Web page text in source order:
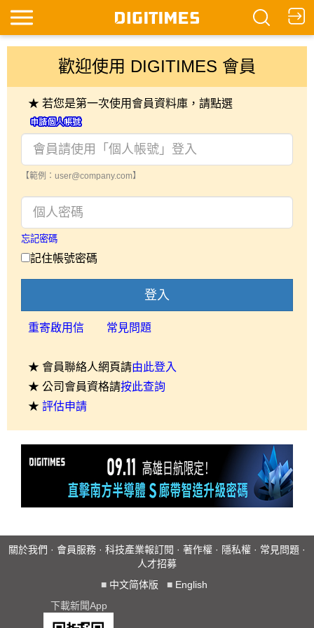
歡迎使用 DIGITIMES 會員
★ 若您是第一次使用會員資料庫，請點選
【範例：user@company.com】
忘記密碼
記住帳號密碼
登入
重寄啟用信 常見問題
★ 會員聯絡人網頁請由此登入
★ 公司會員資格請按此查詢
★ 評估申請
關於我們 · 會員服務 · 科技產業報訂閱 · 著作權 · 隱私權 · 常見問題 ·
人才招募
■ 中文简体版 ■ English
下載新聞App